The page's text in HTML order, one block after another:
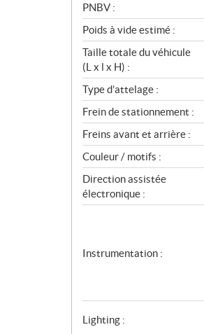
PNBV :
Poids à vide estimé :
Taille totale du véhicule
(L x l x H) :
Type d’attelage :
Frein de stationnement :
Freins avant et arrière :
Couleur / motifs :
Direction assistée
électronique :
Instrumentation :
Lighting :